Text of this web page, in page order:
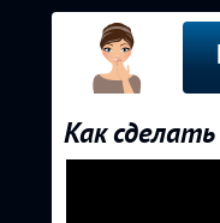
Как